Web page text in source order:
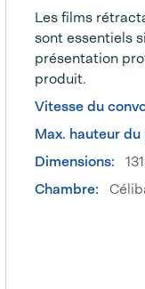
Les films
sont essentiels
présentation
produit.
Vitesse du
Max. hauteur
Dimensions:
Chambre: